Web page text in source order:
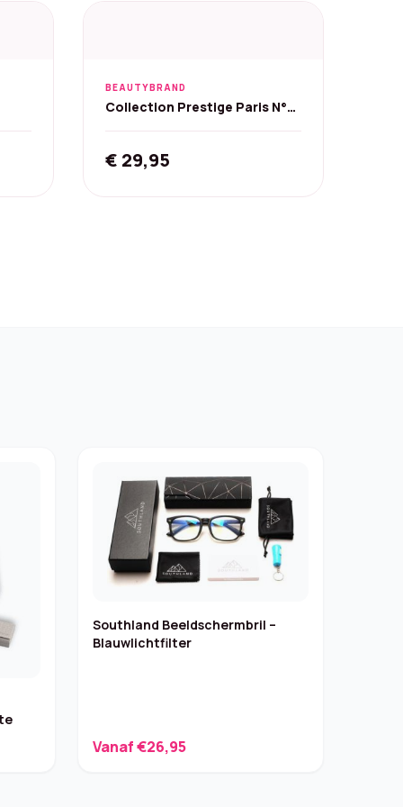
BEAUTYBRAND
Collection Prestige Paris N°9
€ 29,95
Southland Beeldschermbril –
Blauwlichtfilter
Vanaf €26,95